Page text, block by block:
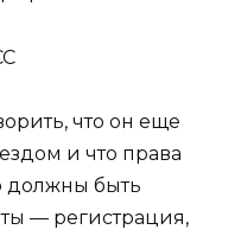
что он еще
и что права
должны быть
— регистрация,